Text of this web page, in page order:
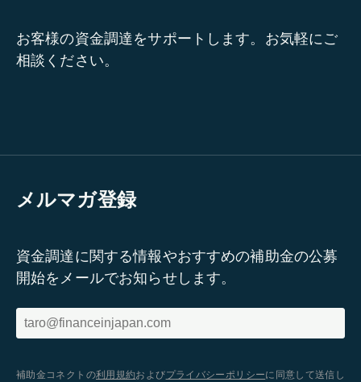
お客様の資金調達をサポートします。お気軽にご
相談ください。
メルマガ登録
資金調達に関する情報やおすすめの補助金の公募
開始をメールでお知らせします。
補助金コネクトの利用規約およびプライバシーポリシーに同意して送信し